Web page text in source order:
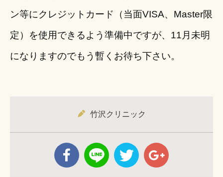
ン等にクレジットカード（当面VISA、Master限
定）を使用できるよう準備中ですが、11月未明
になりますのでもう暫くお待ち下さい。
竹沢クリニック